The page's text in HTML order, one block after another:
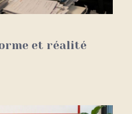
et réalité